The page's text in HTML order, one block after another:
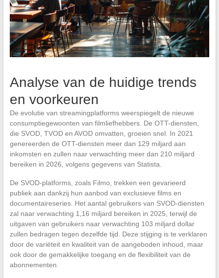
Analyse van de huidige trends
en voorkeuren
De evolutie van streamingplatforms weerspiegelt de nieuwe
consumptiegewoonten van filmliefhebbers. De OTT-diensten,
die SVOD, TVOD en AVOD omvatten, groeien snel. In 2021
genereerden de OTT-diensten meer dan 129 miljard aan
inkomsten en zullen naar verwachting meer dan 210 miljard
bereiken in 2026, volgens gegevens van Statista.
De SVOD-platforms, zoals Filmo, trekken een gevarieerd
publiek aan dankzij hun aanbod van exclusieve films en
documentaireseries. Het aantal gebruikers van SVOD-diensten
zal naar verwachting 1,16 miljard bereiken in 2025, terwijl de
uitgaven van gebruikers naar verwachting 103 miljard dollar
zullen bedragen tegen dezelfde tijd. Deze stijging is te verklaren
door de variëteit en kwaliteit van de aangeboden inhoud, maar
ook door de gemakkelijke toegang en de flexibiliteit van de
abonnementen.